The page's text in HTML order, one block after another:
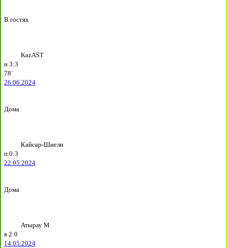
В гостях
KazAST
н 3:3
78`
26.06.2024
Дома
Кайсар-Шиели
п 0:3
22.05.2024
Дома
Атырау М
в 2:0
14.05.2024